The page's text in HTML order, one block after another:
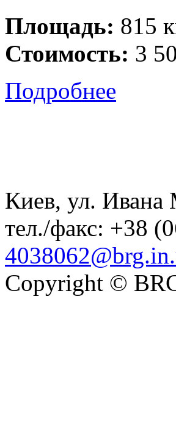
Площадь: 815
Стоимость: 3
Подробнее
Киев, ул.
тел./факс: +38
Copyright ©